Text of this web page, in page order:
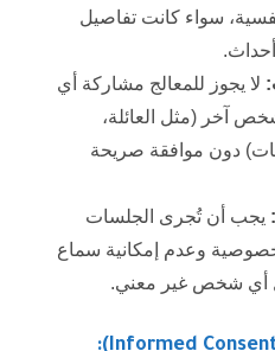
سواء كانت تفاصيل
لا يجوز للمعالج مشاركة أي
آخر (مثل العائلة،
دون موافقة صريحة
يجب أن تُجرى الجلسات
وعدم إمكانية سماع
أي شخص غير معني.